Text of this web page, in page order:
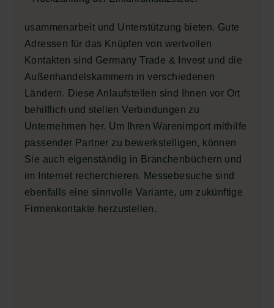
usammenarbeit und Unterstützung bieten. Gute
Adressen für das Knüpfen von wertvollen
Kontakten sind Germany Trade & Invest und die
Außenhandelskammern in verschiedenen
Ländern. Diese Anlaufstellen sind Ihnen vor Ort
behilflich und stellen Verbindungen zu
Unternehmen her. Um Ihren Warenimport mithilfe
passender Partner zu bewerkstelligen, können
Sie auch eigenständig in Branchenbüchern und
im Internet recherchieren. Messebesuche sind
ebenfalls eine sinnvolle Variante, um zukünftige
Firmenkontakte herzustellen.